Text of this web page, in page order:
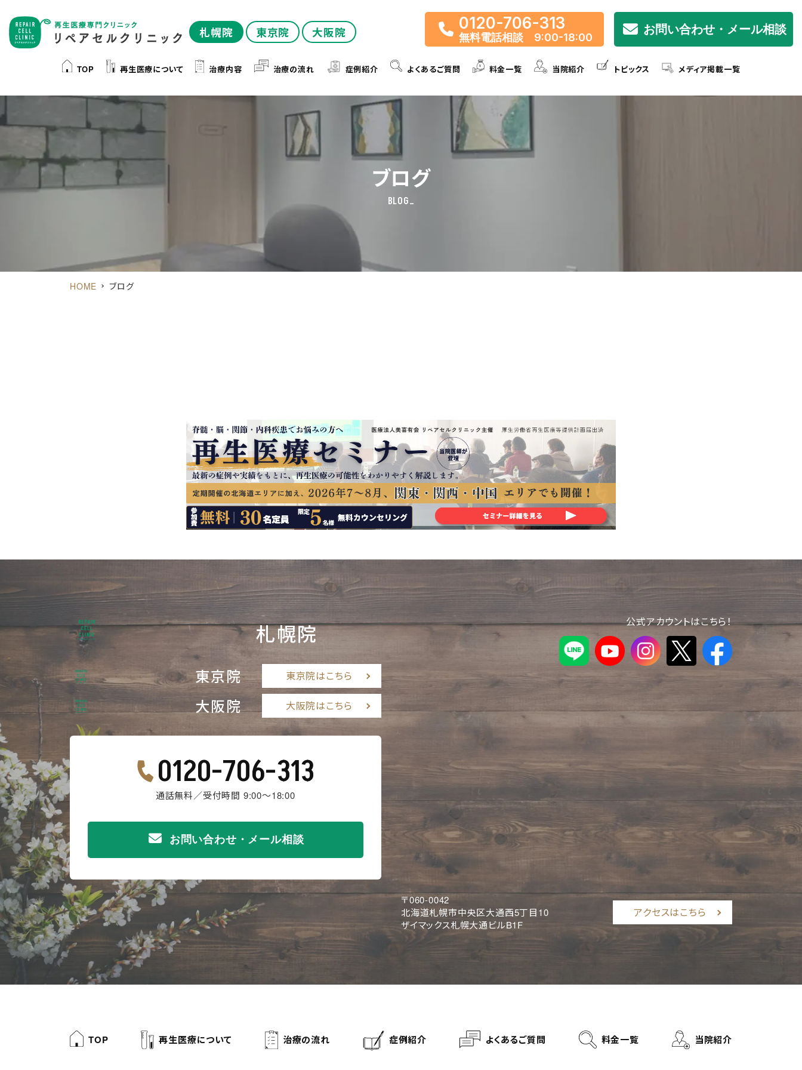
札幌院 東京院 大阪院 0120-706-313
無料電話相談 9:00-18:00
お問い合わせ・メール相談
TOP 再生医療について 治療内容 治療の流れ 症例紹介 よくあるご質問 料金一覧 当院紹介 トピックス メディア掲載一覧
ブログ
BLOG_
HOME ブログ
札幌院
東京院 東京院はこちら
大阪院 大阪院はこちら
0120-706-313
通話無料／受付時間 9:00～18:00
お問い合わせ・メール相談
公式アカウントはこちら！
〒060-0042
北海道札幌市中央区大通西5丁目10
ザイマックス札幌大通ビルB1F
アクセスはこちら
TOP 再生医療について 治療の流れ 症例紹介 よくあるご質問 料金一覧 当院紹介